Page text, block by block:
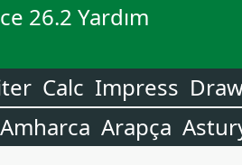
26.2 Yardım
Calc Impress
Amharca Arapça